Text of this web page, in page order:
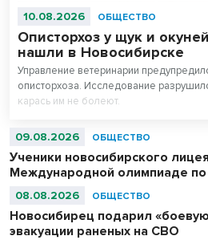
10.08.2026 ОБЩЕСТВО
Описторхоз у щук и
нашли в Новосибирске
Управление ветеринарии
описторхоза. Исследование
карась им не болеют.
09.08.2026 ОБЩЕСТВО
Ученики новосибирского
Международной олимпиаде
08.08.2026 ОБЩЕСТВО
Новосибирец подарил
эвакуации раненых на СВО